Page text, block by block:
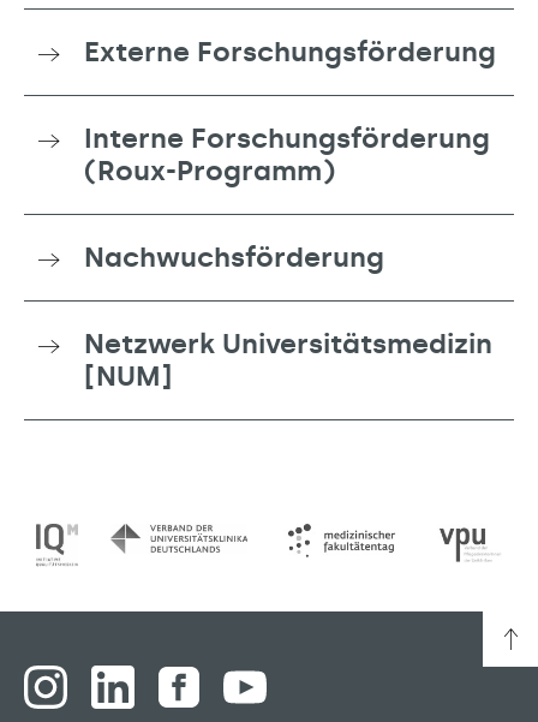
Externe Forschungsförderung
Interne Forschungsförderung
(Roux-Programm)
Nachwuchsförderung
Netzwerk Universitätsmedizin
[NUM]